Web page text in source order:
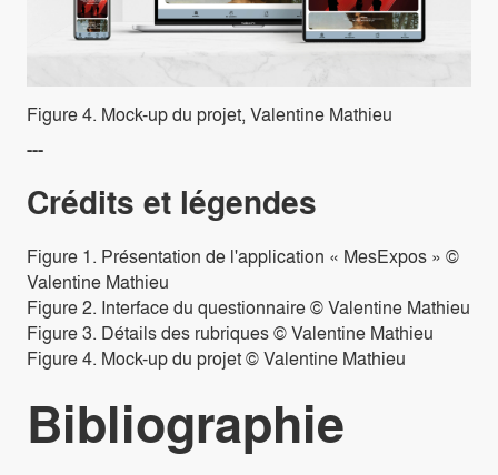
Figure 4. Mock-up du projet, Valentine Mathieu
---
Crédits et légendes
Figure 1. Présentation de l'application « MesExpos » ©
Valentine Mathieu
Figure 2. Interface du questionnaire © Valentine Mathieu
Figure 3. Détails des rubriques © Valentine Mathieu
Figure 4. Mock-up du projet © Valentine Mathieu
Bibliographie